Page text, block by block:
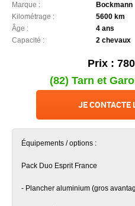
Marque :
Bockmann
Kilométrage :
5600 km
Âge :
4 ans
Capacité :
2 chevaux
Prix :
(82) Tarn et
JE CONTACTE
Équipements / options :
Pack Duo Esprit France
- Plancher aluminium (gros